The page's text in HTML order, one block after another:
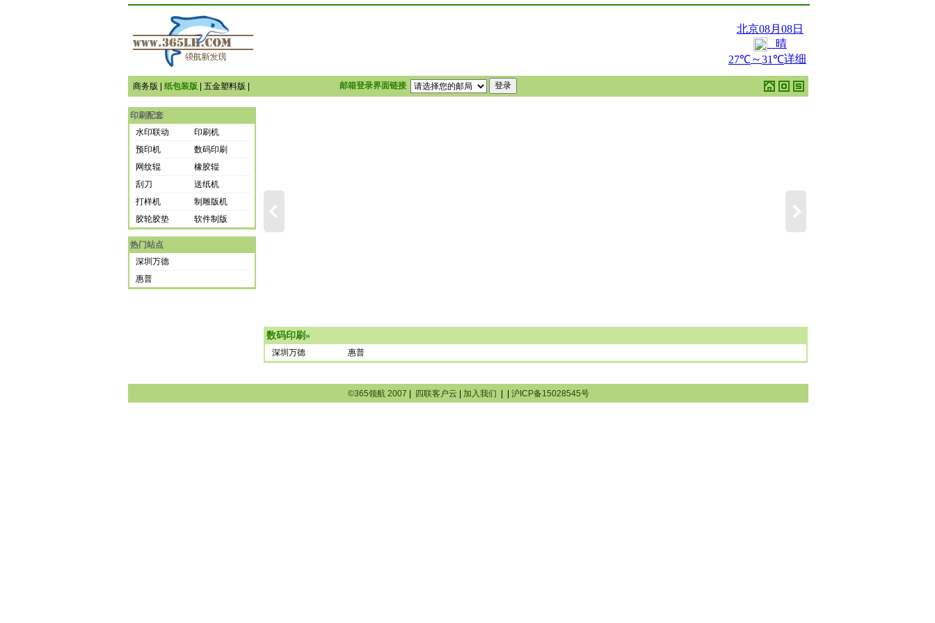
商务版 纸包装版 五金塑料版 邮箱登录界面链接
印刷配套
水印联动
印刷机
预印机
数码印刷
网纹辊
橡胶辊
刮刀
送纸机
打样机
制雕版机
胶轮胶垫
软件制版
热门站点
深圳万德
惠普
数码印刷»
深圳万德 惠普
©365领航 2007 四联客户云 加入我们 沪ICP备15028545号